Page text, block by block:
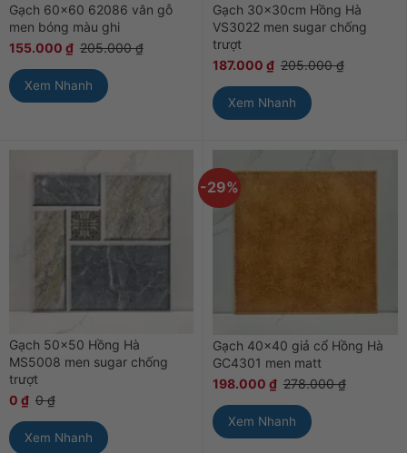
Gạch 60×60 62086 vân gỗ
men bóng màu ghi
155.000 ₫ 205.000₫
Xem Nhanh
Gạch 30x30cm Hồng Hà
VS3022 men sugar chống
trượt
187.000 ₫ 205.000₫
Xem Nhanh
Gạch 50×50 Hồng Hà
MS5008 men sugar chống
trượt
0 ₫ 0₫
Xem Nhanh
-29%
Gạch 40×40 giả cổ Hồng Hà
GC4301 men matt
198.000 ₫ 278.000₫
Xem Nhanh